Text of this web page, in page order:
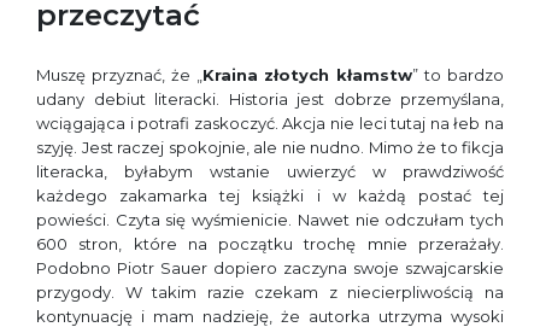
przeczytać
Muszę przyznać, że „ Kraina złotych kłamstw” to bardzo
udany debiut literacki. Historia jest dobrze przemyślana,
wciągająca i potrafi zaskoczyć. Akcja nie leci tutaj na łeb na
szyję. Jest raczej spokojnie, ale nie nudno. Mimo że to fikcja
literacka, byłabym wstanie uwierzyć w prawdziwość
każdego zakamarka tej książki i w każdą postać tej
powieści. Czyta się wyśmienicie. Nawet nie odczułam tych
600 stron, które na początku trochę mnie przerażały.
Podobno Piotr Sauer dopiero zaczyna swoje szwajcarskie
przygody. W takim razie czekam z niecierpliwością na
kontynuację i mam nadzieję, że autorka utrzyma wysoki